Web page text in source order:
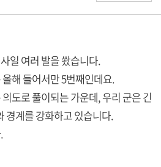
일 여러 발을 쐈습니다.
해 들어서만 5번째인데요.
도로 풀이되는 가운데, 우리 군은 긴
경계를 강화하고 있습니다.